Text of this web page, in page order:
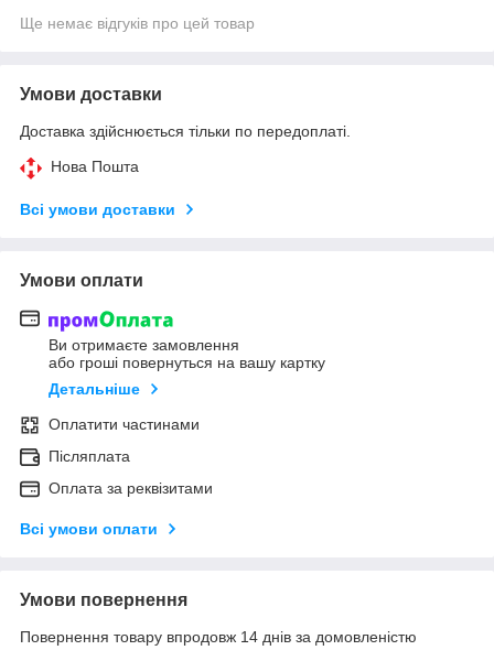
Ще немає відгуків про цей товар
Умови доставки
Доставка здійснюється тільки по передоплаті.
Нова Пошта
Всі умови доставки
Умови оплати
Ви отримаєте замовлення
або гроші повернуться на вашу картку
Детальніше
Оплатити частинами
Післяплата
Оплата за реквізитами
Всі умови оплати
Умови повернення
Повернення товару впродовж 14 днів за домовленістю